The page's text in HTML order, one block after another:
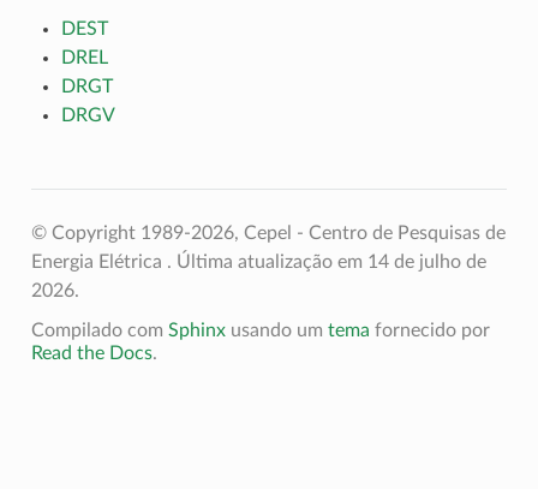
DEST
DREL
DRGT
DRGV
© Copyright 1989-2026, Cepel - Centro de Pesquisas de
Energia Elétrica . Última atualização em 14 de julho de
2026.
Compilado com Sphinxusando um tema fornecido por
Read the Docs.